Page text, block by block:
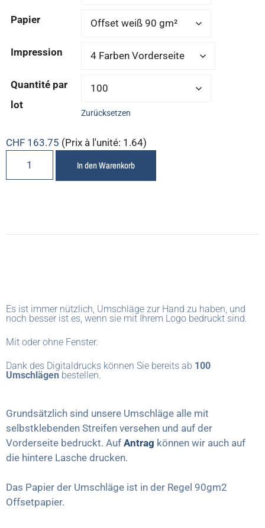
Papier
Impression
Quantité par
lot
Zurücksetzen
CHF 163.75 (Prix à l'unité: 1.64)
In den Warenkorb
Es ist immer nützlich, Umschläge zur Hand zu haben, und
noch besser ist es, wenn sie mit Ihrem Logo bedruckt sind.
Mit oder ohne Fenster.
Dank des Digitaldrucks können Sie bereits ab 100
Umschlägen bestellen.
Grundsätzlich sind unsere Umschläge alle mit
selbstklebenden Streifen versehen und auf der
Vorderseite bedruckt. Auf Antrag können wir auch auf
die hintere Lasche drucken.
Das Papier der Umschläge ist in der Regel 90gm2
Offsetpapier.